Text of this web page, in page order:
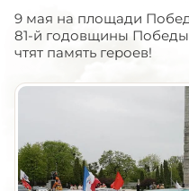
9 мая на площади
81-й годовщины
чтят память героев!